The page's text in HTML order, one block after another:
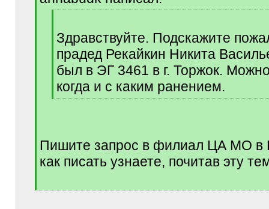
]Здравствуйте. Подскажите
прадед Рекайкин Никита
был в ЭГ 3461 в г. Торжок.
когда и с каким ранением.
[
Пишите запрос в филиал ЦА МО в
как писать узнаете, почитав эту
[